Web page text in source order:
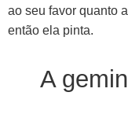
ao seu favor quanto
então ela pinta.
A